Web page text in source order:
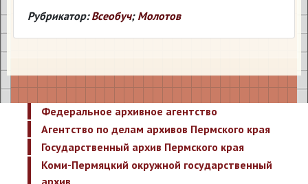
Рубрикатор: Всеобуч; Молотов
Федеральное архивное агентство
Агентство по делам архивов Пермского края
Государственный архив Пермского края
Коми-Пермяцкий окружной государственный
архив